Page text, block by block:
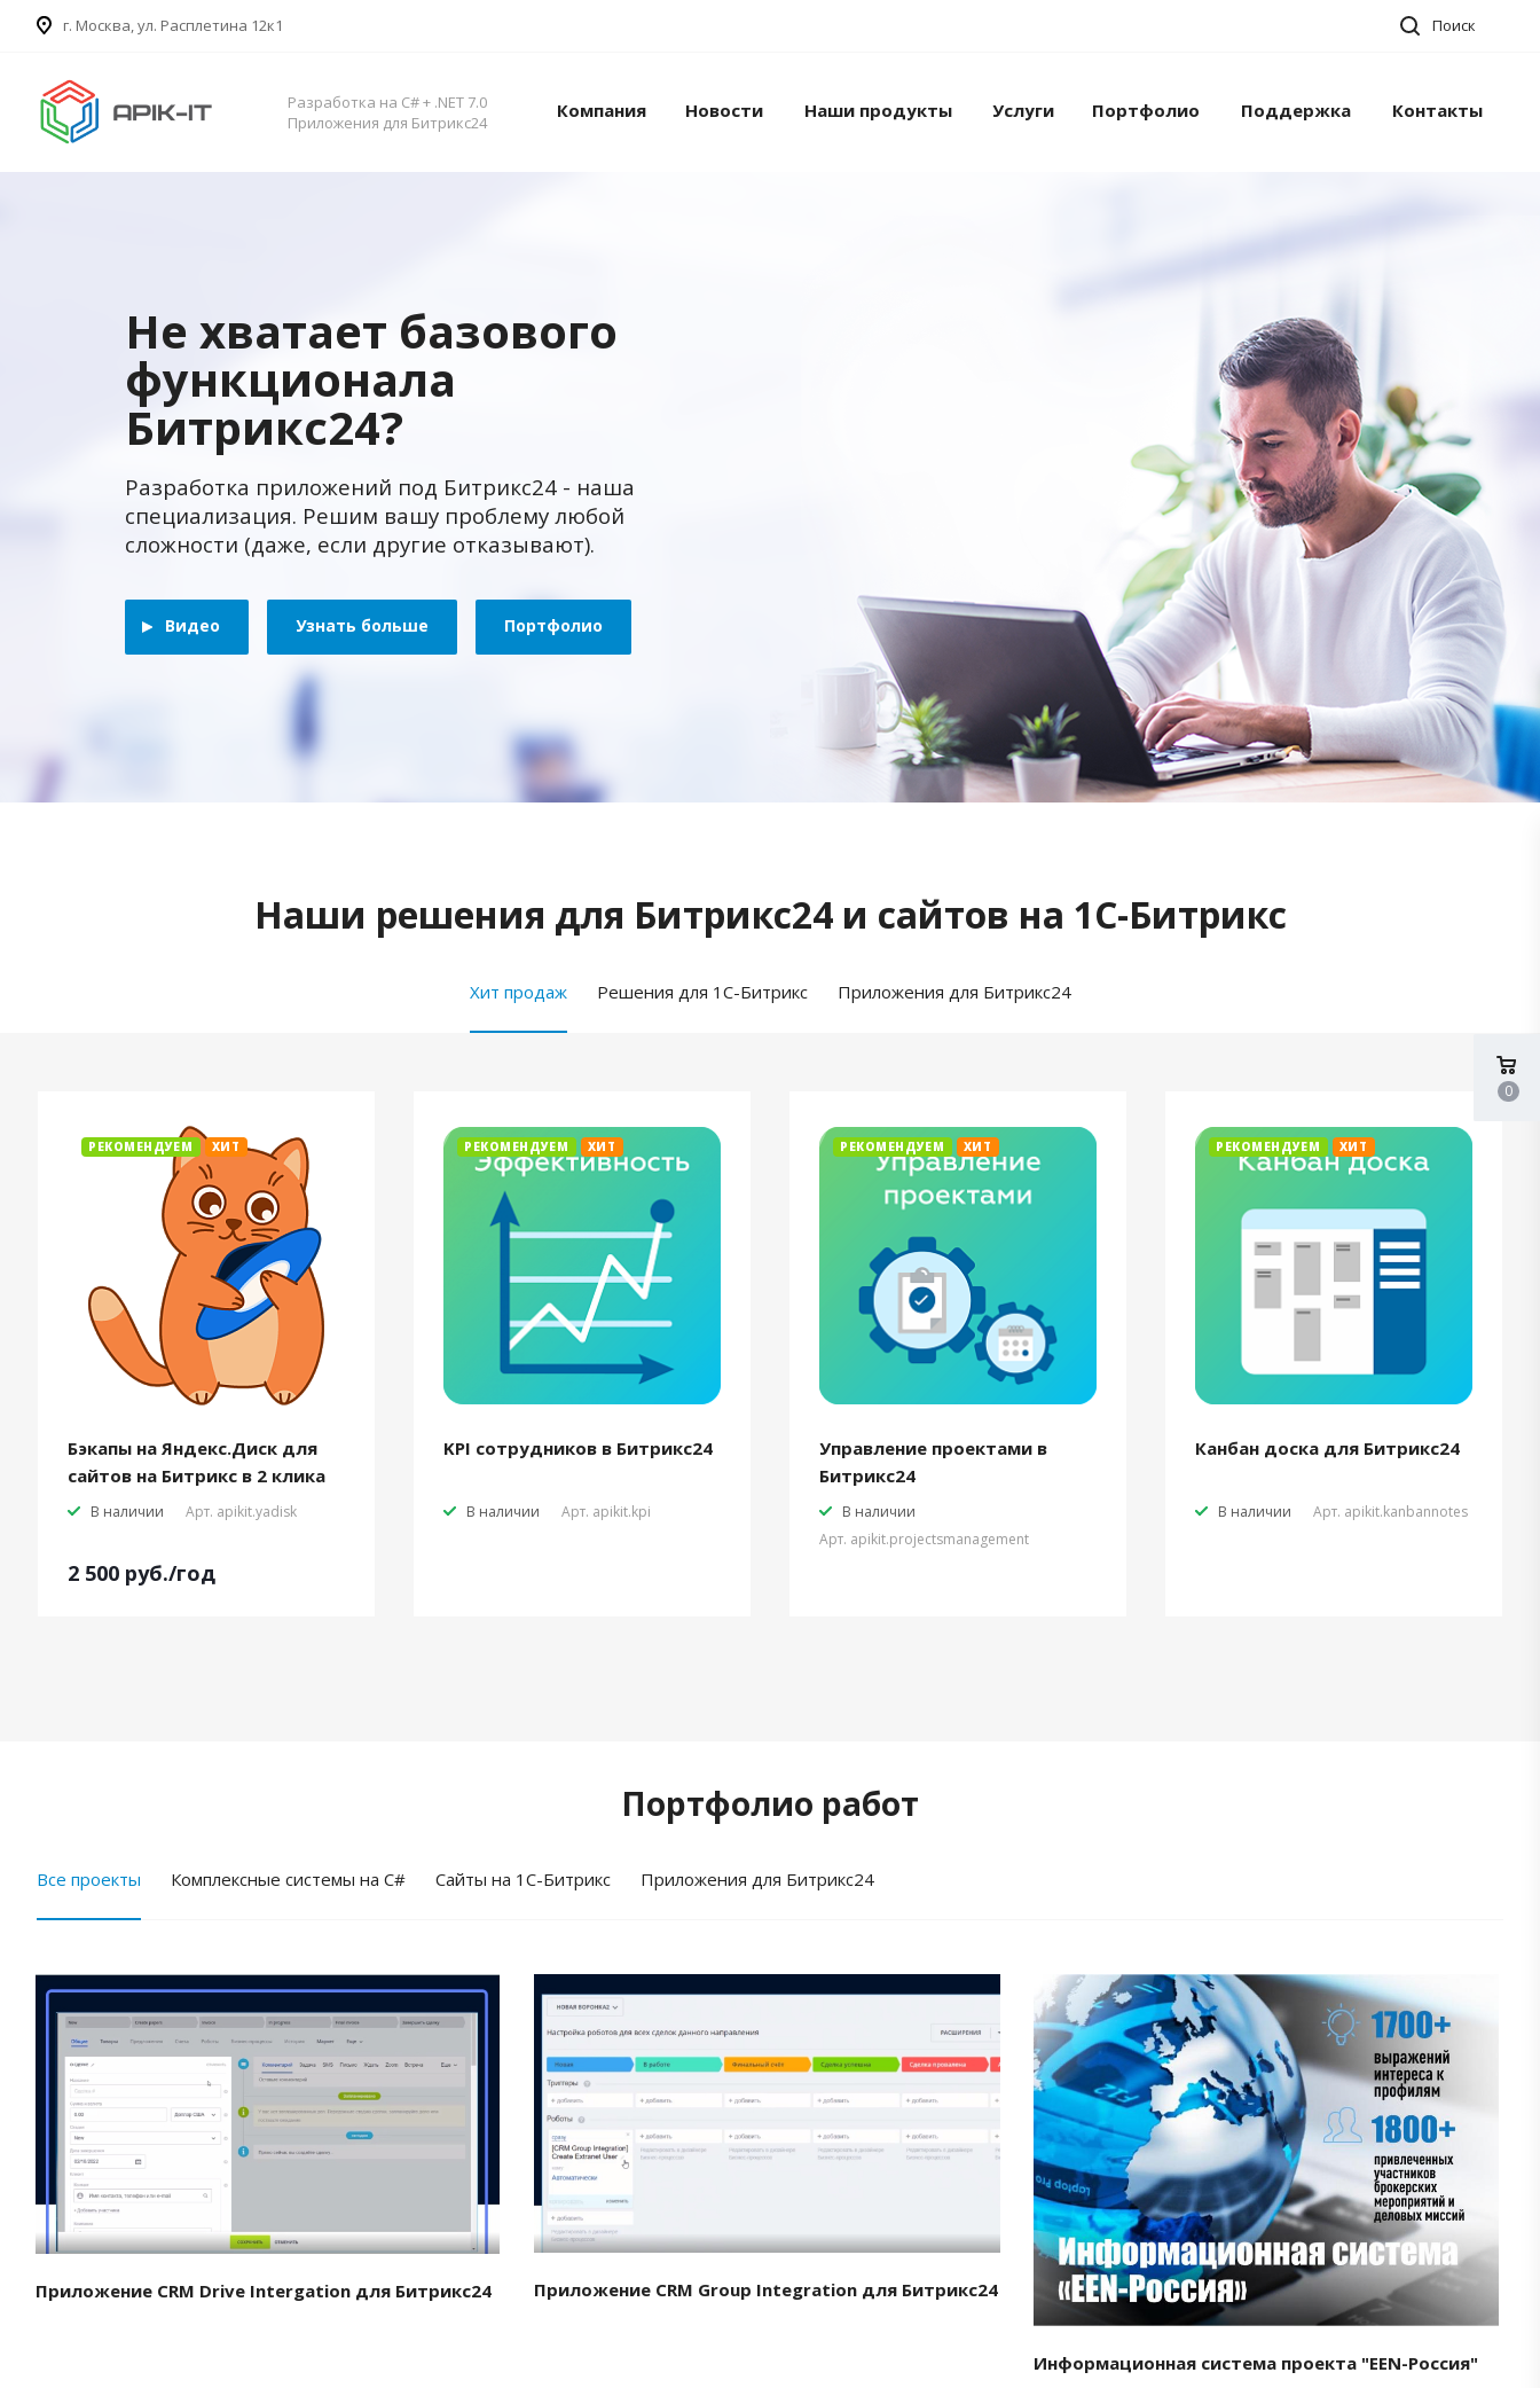
​г. Москва, ул. Расплетина 12к1 Поиск
Разработка на C# + .NET 7.0
Приложения для Битрикс24
Компания Новости Наши продукты Услуги Портфолио Поддержка Контакты
Не хватает базового
функционала
Битрикс24?
Разработка приложений под Битрикс24 - наша
специализация. Решим вашу проблему любой
сложности (даже, если другие отказывают).
Видео Узнать больше Портфолио
Наши решения для Битрикс24 и сайтов на 1С-Битрикс
Хит продаж Решения для 1С-Битрикс Приложения для Битрикс24
РЕКОМЕНДУЕМ ХИТ
Бэкапы на Яндекс.Диск для
сайтов на Битрикс в 2 клика
В наличии Арт. apikit.yadisk
2 500 руб./год
РЕКОМЕНДУЕМ ХИТ
KPI сотрудников в Битрикс24
В наличии Арт. apikit.kpi
РЕКОМЕНДУЕМ ХИТ
Управление проектами в
Битрикс24
В наличии
Арт. apikit.projectsmanagement
РЕКОМЕНДУЕМ ХИТ
Канбан доска для Битрикс24
В наличии Арт. apikit.kanbannotes
Портфолио работ
Все проекты Комплексные системы на C# Cайты на 1С-Битрикс Приложения для Битрикс24
Смотреть проект
Приложение CRM Drive Intergation для Битрикс24 Приложение CRM Group Integration для Битрикс24
Смотреть проект
Информационная система проекта "EEN-Россия"
0